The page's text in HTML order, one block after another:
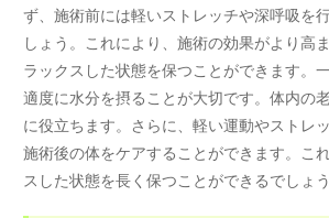
ず、施術前には軽いストレッチや深呼吸を
しょう。これにより、施術の効果がより高
ラックスした状態を保つことができます。
適度に水分を摂ることが大切です。体内の
に役立ちます。さらに、軽い運動やストレ
施術後の体をケアすることができます。こ
スした状態を長く保つことができるでしょう